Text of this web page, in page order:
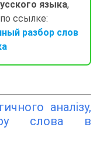
языка,
ссылке:
разбор слов
аналізу,
слова в